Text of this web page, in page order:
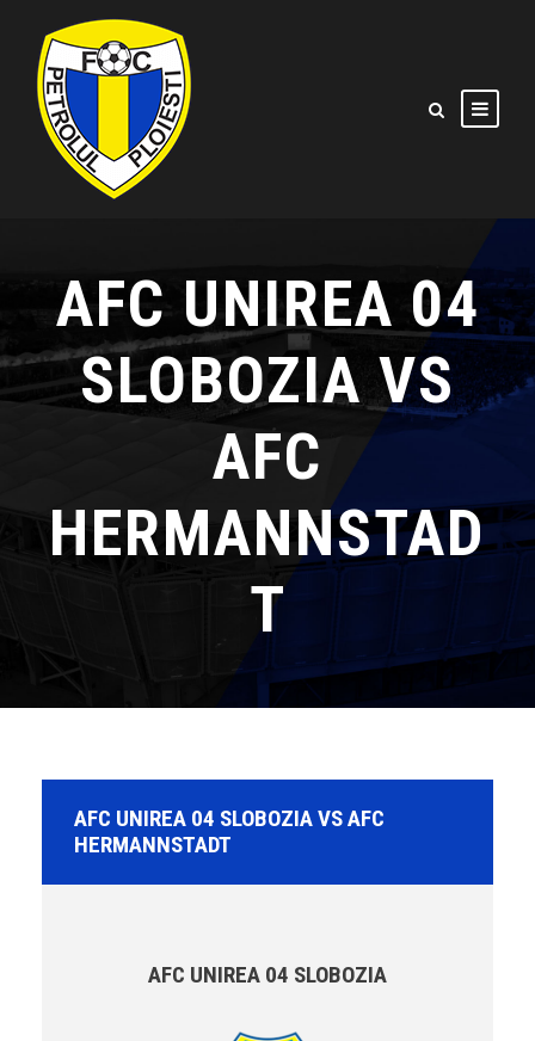
AFC UNIREA 04
SLOBOZIA VS
AFC
HERMANNSTAD
T
AFC UNIREA 04 SLOBOZIA VS AFC
HERMANNSTADT
AFC UNIREA 04 SLOBOZIA